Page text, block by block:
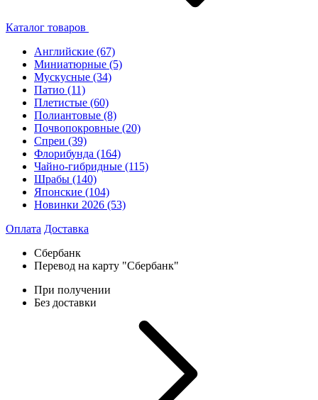
Каталог товаров
Английские (67)
Миниатюрные (5)
Мускусные (34)
Патио (11)
Плетистые (60)
Полиантовые (8)
Почвопокровные (20)
Спреи (39)
Флорибунда (164)
Чайно-гибридные (115)
Шрабы (140)
Японские (104)
Новинки 2026 (53)
Оплата Доставка
Сбербанк
Перевод на карту "Сбербанк"
При получении
Без доставки